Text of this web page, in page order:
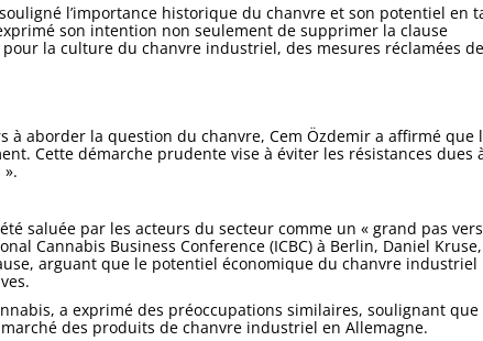
l’importance historique du chanvre et son potentiel en
son intention non seulement de supprimer la clause
la culture du chanvre industriel, des mesures réclamées
aborder la question du chanvre, Cem Özdemir a affirmé que
Cette démarche prudente vise à éviter les résistances dues
saluée par les acteurs du secteur comme un « grand pas
Cannabis Business Conference (ICBC) à Berlin, Daniel Kruse,
arguant que le potentiel économique du chanvre industriel
a exprimé des préoccupations similaires, soulignant que
des produits de chanvre industriel en Allemagne.